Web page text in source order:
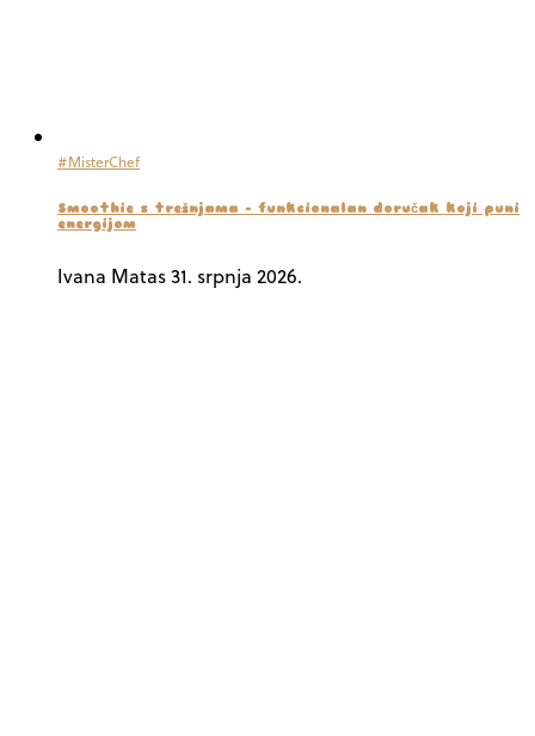
#MisterChef
Smoothie s trešnjama – funkcionalan doručak koji puni
energijom
Ivana Matas31. srpnja 2026.